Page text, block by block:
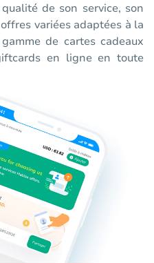
de son service, son
variées adaptées à la
de cartes cadeaux
en ligne en toute